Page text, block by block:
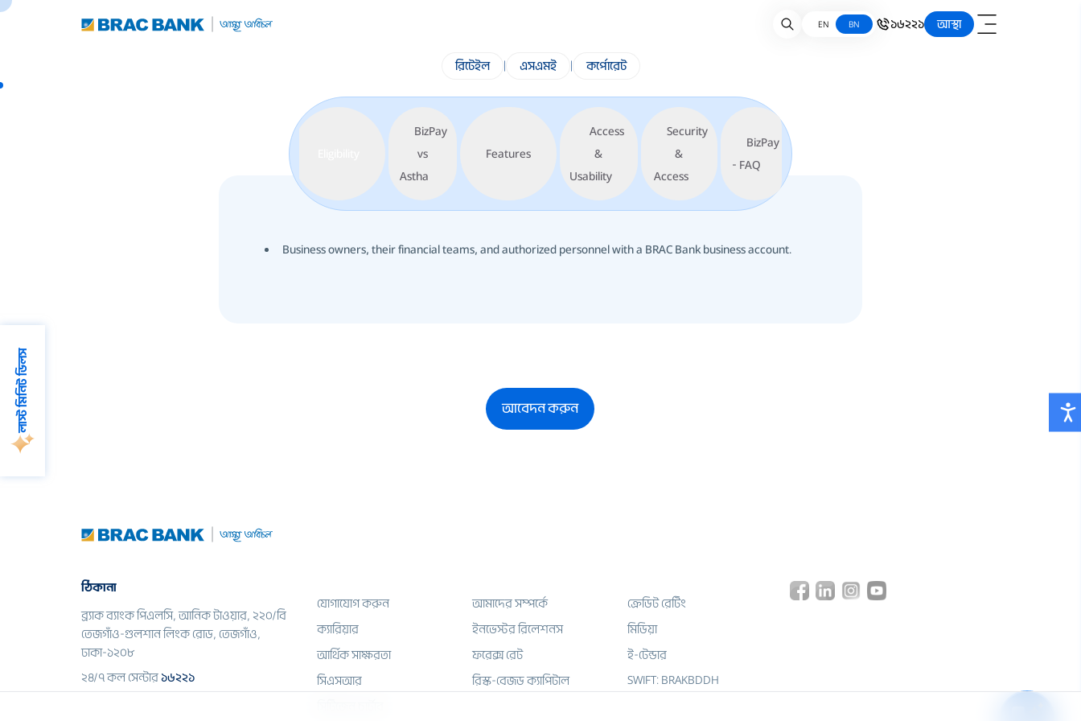
লাস্ট মিনিট ডিলস
EN BN ১৬২২১ আস্থা
রিটেইল | এসএমই | কর্পোরেট
BizPay
vs
Astha
Features
Access
&
Usability
Security
&
Access
BizPay
- FAQ
Business owners, their financial teams, and authorized personnel with a BRAC Bank business account.
আবেদন করুন
ঠিকানা
ব্র্যাক ব্যাংক পিএলসি, আনিক টাওয়ার, ২২০/বি
তেজগাঁও-গুলশান লিংক রোড, তেজগাঁও,
ঢাকা-১২০৮
২৪/৭ কল সেন্টার১৬২২১
যোগাযোগ করুন
ক্যারিয়ার
আর্থিক সাক্ষরতা
সিএসআর
আমাদের সম্পর্কে
ইনভেস্টর রিলেশনস
ফরেক্স রেট
রিস্ক-বেজড ক্যাপিটাল
ক্রেডিট রেটিং
মিডিয়া
ই-টেন্ডার
SWIFT: BRAKBDDH